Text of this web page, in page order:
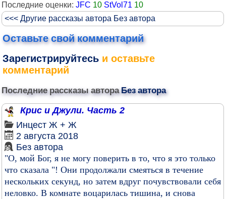
Последние оценки: JFC 10 StVol71 10
<<< Другие рассказы автора Без автора
Оставьте свой комментарий
Зарегистрируйтесь и оставьте
комментарий
Последние рассказы автораБез автора
Крис и Джули. Часть 2
Инцест Ж + Ж
2 августа 2018
Без автора
"О, мой Бог, я не могу поверить в то, что я это только
что сказала "! Они продолжали смеяться в течение
нескольких секунд, но затем вдруг почувствовали себя
неловко. В комнате воцарилась тишина, и снова